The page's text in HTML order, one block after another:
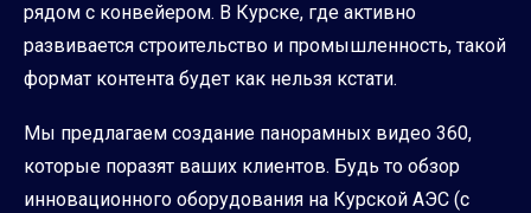
рядом с конвейером. В Курске, где активно
развивается строительство и промышленность, такой
формат контента будет как нельзя кстати.
Мы предлагаем создание панорамных видео 360,
которые поразят ваших клиентов. Будь то обзор
инновационного оборудования на Курской АЭС (с